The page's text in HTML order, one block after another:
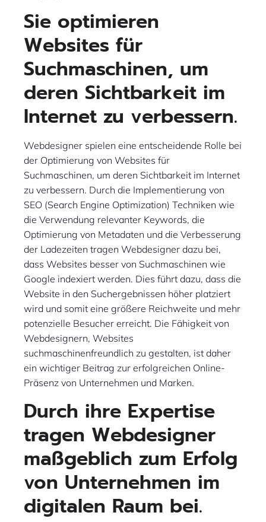
Sie optimieren
Websites für
Suchmaschinen, um
deren Sichtbarkeit im
Internet zu verbessern.
Webdesigner spielen eine entscheidende Rolle bei
der Optimierung von Websites für
Suchmaschinen, um deren Sichtbarkeit im Internet
zu verbessern. Durch die Implementierung von
SEO (Search Engine Optimization) Techniken wie
die Verwendung relevanter Keywords, die
Optimierung von Metadaten und die Verbesserung
der Ladezeiten tragen Webdesigner dazu bei,
dass Websites besser von Suchmaschinen wie
Google indexiert werden. Dies führt dazu, dass die
Website in den Suchergebnissen höher platziert
wird und somit eine größere Reichweite und mehr
potenzielle Besucher erreicht. Die Fähigkeit von
Webdesignern, Websites
suchmaschinenfreundlich zu gestalten, ist daher
ein wichtiger Beitrag zur erfolgreichen Online-
Präsenz von Unternehmen und Marken.
Durch ihre Expertise
tragen Webdesigner
maßgeblich zum Erfolg
von Unternehmen im
digitalen Raum bei.